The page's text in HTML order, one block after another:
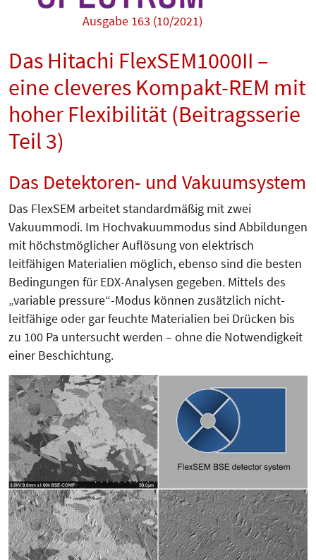
Ausgabe 163 (10/2021)
Das Hitachi FlexSEM1000II –
eine cleveres Kompakt-REM mit
hoher Flexibilität (Beitragsserie
Teil 3)
Das Detektoren- und Vakuumsystem
Das FlexSEM arbeitet standardmäßig mit zwei
Vakuummodi. Im Hochvakuummodus sind Abbildungen
mit höchstmöglicher Auflösung von elektrisch
leitfähigen Materialien möglich, ebenso sind die besten
Bedingungen für EDX-Analysen gegeben. Mittels des
„variable pressure“-Modus können zusätzlich nicht-
leitfähige oder gar feuchte Materialien bei Drücken bis
zu 100 Pa untersucht werden – ohne die Notwendigkeit
einer Beschichtung.